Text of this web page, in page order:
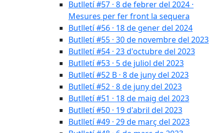
Butlletí #57 · 8 de febrer del 2024 ·
Mesures per fer front la sequera
Butlletí #56 · 18 de gener del 2024
Butlletí #55 · 30 de novembre del 2023
Butlletí #54 · 23 d'octubre del 2023
Butlletí #53 · 5 de juliol del 2023
Butlletí #52 B · 8 de juny del 2023
Butlletí #52 · 8 de juny del 2023
Butlletí #51 · 18 de maig del 2023
Butlletí #50 · 19 d'abril del 2023
Butlletí #49 · 29 de març del 2023